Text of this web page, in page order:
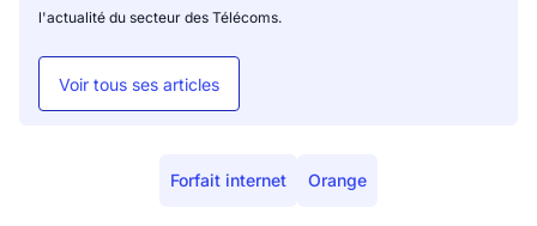
l'actualité du secteur des Télécoms.
Voir tous ses articles
Forfait internet Orange